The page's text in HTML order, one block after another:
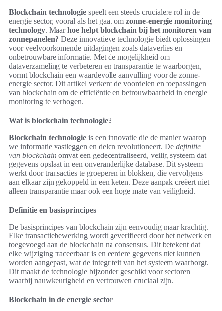
Blockchain technologie speelt een steeds crucialere rol in de
energie sector, vooral als het gaat om zonne-energie monitoring
technology. Maarhoe helpt blockchain bij het monitoren van
zonnepanelen? Deze innovatieve technologie biedt oplossingen
voor veelvoorkomende uitdagingen zoals dataverlies en
onbetrouwbare informatie. Met de mogelijkheid om
dataverzameling te verbeteren en transparantie te waarborgen,
vormt blockchain een waardevolle aanvulling voor de zonne-
energie sector. Dit artikel verkent de voordelen en toepassingen
van blockchain om de efficiëntie en betrouwbaarheid in energie
monitoring te verhogen.
Wat is blockchain technologie?
Blockchain technologie is een innovatie die de manier waarop
we informatie vastleggen en delen revolutioneert. De definitie
van blockchain omvat een gedecentraliseerd, veilig systeem dat
gegevens opslaat in een onveranderlijke database. Dit systeem
werkt door transacties te groeperen in blokken, die vervolgens
aan elkaar zijn gekoppeld in een keten. Deze aanpak creëert niet
alleen transparantie maar ook een hoge mate van veiligheid.
Definitie en basisprincipes
De basisprincipes van blockchain zijn eenvoudig maar krachtig.
Elke transactiebewerking wordt geverifieerd door het netwerk en
toegevoegd aan de blockchain na consensus. Dit betekent dat
elke wijziging traceerbaar is en eerdere gegevens niet kunnen
worden aangepast, wat de integriteit van het systeem waarborgt.
Dit maakt de technologie bijzonder geschikt voor sectoren
waarbij nauwkeurigheid en vertrouwen cruciaal zijn.
Blockchain in de energie sector